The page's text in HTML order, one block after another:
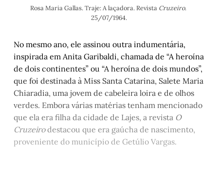
Rosa Maria Gallas. Traje: A laçadora. Revista Cruzeiro.
25/07/1964.
No mesmo ano, ele assinou outra indumentária,
inspirada em Anita Garibaldi, chamada de “A heroína
de dois continentes” ou “A heroína de dois mundos”,
que foi destinada à Miss Santa Catarina, Salete Maria
Chiaradia, uma jovem de cabeleira loira e de olhos
verdes. Embora várias matérias tenham mencionado
que ela era filha da cidade de Lajes, a revista O
Cruzeirodestacou que era gaúcha de nascimento,
proveniente do município de Getúlio Vargas.